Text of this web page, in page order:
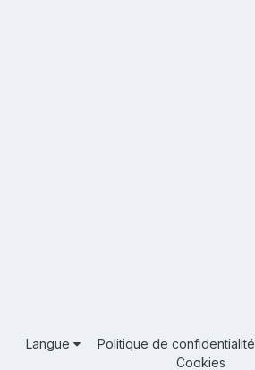
Langue Politique de confidentialité
Cookies